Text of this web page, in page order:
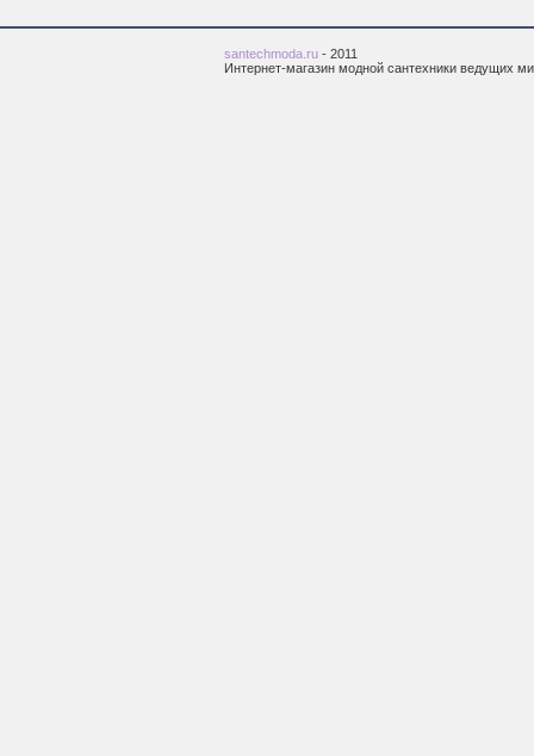
santechmoda.ru - 2011
Интернет-магазин модной сантехники ведущих